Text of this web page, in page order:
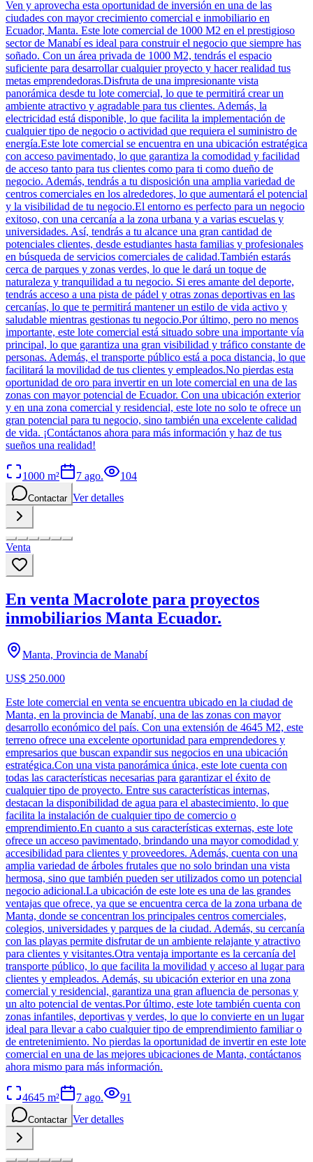
Ven y aprovecha esta oportunidad de inversión en una de las
ciudades con mayor crecimiento comercial e inmobiliario en
Ecuador, Manta. Este lote comercial de 1000 M2 en el prestigioso
sector de Manabí es ideal para construir el negocio que siempre has
soñado. Con un área privada de 1000 M2, tendrás el espacio
suficiente para desarrollar cualquier proyecto y hacer realidad tus
metas emprendedoras.Disfruta de una impresionante vista
panorámica desde tu lote comercial, lo que te permitirá crear un
ambiente atractivo y agradable para tus clientes. Además, la
electricidad está disponible, lo que facilita la implementación de
cualquier tipo de negocio o actividad que requiera el suministro de
energía.Este lote comercial se encuentra en una ubicación estratégica
con acceso pavimentado, lo que garantiza la comodidad y facilidad
de acceso tanto para tus clientes como para ti como dueño de
negocio. Además, tendrás a tu disposición una amplia variedad de
centros comerciales en los alrededores, lo que aumentará el potencial
y la visibilidad de tu negocio.El entorno es perfecto para un negocio
exitoso, con una cercanía a la zona urbana y a varias escuelas y
universidades. Así, tendrás a tu alcance una gran cantidad de
potenciales clientes, desde estudiantes hasta familias y profesionales
en búsqueda de servicios comerciales de calidad.También estarás
cerca de parques y zonas verdes, lo que le dará un toque de
naturaleza y tranquilidad a tu negocio. Si eres amante del deporte,
tendrás acceso a una pista de pádel y otras zonas deportivas en las
cercanías, lo que te permitirá mantener un estilo de vida activo y
saludable mientras gestionas tu negocio.Por último, pero no menos
importante, este lote comercial está situado sobre una importante vía
principal, lo que garantiza una gran visibilidad y tráfico constante de
personas. Además, el transporte público está a poca distancia, lo que
facilitará la movilidad de tus clientes y empleados.No pierdas esta
oportunidad de oro para invertir en un lote comercial en una de las
zonas con mayor potencial de Ecuador. Con una ubicación exterior
y en una zona comercial y residencial, este lote no solo te ofrece un
gran potencial para tu negocio, sino también una excelente calidad
de vida. ¡Contáctanos ahora para más información y haz de tus
sueños una realidad!
1000 m² 7 ago. 104
Contactar Ver detalles
Venta
En venta Macrolote para proyectos
inmobiliarios Manta Ecuador.
Manta, Provincia de Manabí
US$ 250.000
Este lote comercial en venta se encuentra ubicado en la ciudad de
Manta, en la provincia de Manabí, una de las zonas con mayor
desarrollo económico del país. Con una extensión de 4645 M2, este
terreno ofrece una excelente oportunidad para emprendedores y
empresarios que buscan expandir sus negocios en una ubicación
estratégica.Con una vista panorámica única, este lote cuenta con
todas las características necesarias para garantizar el éxito de
cualquier tipo de proyecto. Entre sus características internas,
destacan la disponibilidad de agua para el abastecimiento, lo que
facilita la instalación de cualquier tipo de comercio o
emprendimiento.En cuanto a sus características externas, este lote
ofrece un acceso pavimentado, brindando una mayor comodidad y
accesibilidad para clientes y proveedores. Además, cuenta con una
amplia variedad de árboles frutales que no solo brindan una vista
hermosa, sino que también pueden ser utilizados como un potencial
negocio adicional.La ubicación de este lote es una de las grandes
ventajas que ofrece, ya que se encuentra cerca de la zona urbana de
Manta, donde se concentran los principales centros comerciales,
colegios, universidades y parques de la ciudad. Además, su cercanía
con las playas permite disfrutar de un ambiente relajante y atractivo
para clientes y visitantes.Otra ventaja importante es la cercanía del
transporte público, lo que facilita la movilidad y acceso al lugar para
clientes y empleados. Además, su ubicación exterior en una zona
comercial y residencial, garantiza una gran afluencia de personas y
un alto potencial de ventas.Por último, este lote también cuenta con
zonas infantiles, deportivas y verdes, lo que lo convierte en un lugar
ideal para llevar a cabo cualquier tipo de emprendimiento familiar o
de entretenimiento. No pierdas la oportunidad de invertir en este lote
comercial en una de las mejores ubicaciones de Manta, contáctanos
ahora mismo para más información.
4645 m² 7 ago. 91
Contactar Ver detalles